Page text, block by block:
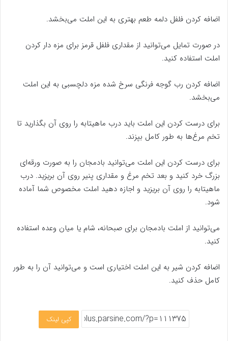
اضافه کردن فلفل دلمه طعم بهتری به این املت می‌بخشد.
در صورت تمایل می‌توانید از مقداری فلفل قرمز برای مزه دار کردن
املت استفاده کنید.
اضافه کردن رب گوجه فرنگی سرخ شده مزه دلچسبی به این املت
می‌بخشد.
برای درست کردن این املت باید درب ماهیتابه را روی آن بگذارید تا
تخم مرغ‌ها به طور کامل بپزند.
برای درست کردن این املت می‌توانید بادمجان را به صورت ورقه‌ای
بزرگ خرد کنید و بعد تخم مرغ و مقداری پنیر روی آن بریزید. درب
ماهیتابه را روی آن بریزید و اجازه دهید املت مخصوص شما آماده
شود.
می‌توانید از املت بادمجان برای صبحانه، شام یا میان وعده استفاده
کنید.
اضافه کردن شیر به این املت اختیاری است و می‌توانید آن را به طور
کامل حذف کنید.
کپی لینک